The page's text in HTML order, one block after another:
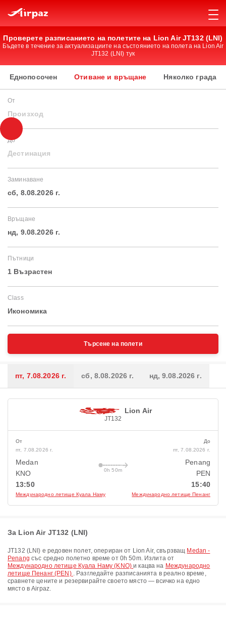
Проверете разписанието на полетите на Lion Air JT132 (LNI)
Бъдете в течение за актуализациите на състоянието на полета на Lion Air
JT132 (LNI) тук
Еднопосочен Отиване и връщане Няколко града
От
Произход
До
Дестинация
Заминаване
сб, 8.08.2026 г.
Връщане
нд, 9.08.2026 г.
Пътници
1 Възрастен
Class
Икономика
Търсене на полети
пт, 7.08.2026 г. сб, 8.08.2026 г. нд, 9.08.2026 г.
Lion Air
JT132
От
пт, 7.08.2026 г.
Medan
KNO
13:50
Международно летище Куала Наму
0h 50m
До
пт, 7.08.2026 г.
Penang
PEN
15:40
Международно летище Пенанг
За Lion Air JT132 (LNI)
JT132 (LNI) е редовен полет, опериран от Lion Air, свързващ Medan -
Penang със средно полетно време от 0h 50m. Излита от
Международно летище Куала Наму (KNO)и кацва на Международно
летище Пенанг (PEN) . Разгледайте разписанията в реално време,
сравнете цените и резервирайте своето място — всичко на едно
място в Airpaz.